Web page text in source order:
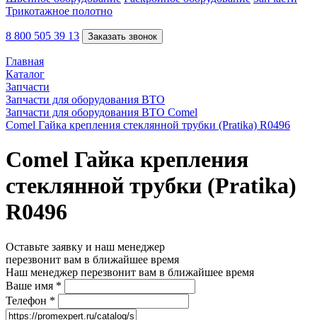
Трикотажное полотно
8 800 505 39 13 Заказать звонок
Главная
Каталог
Запчасти
Запчасти для оборудования ВТО
Запчасти для оборудования ВТО Comel
Comel Гайка крепления стеклянной трубки (Pratika) R0496
Comel Гайка крепления
стеклянной трубки (Pratika)
R0496
Оставьте заявку и наш менеджер
перезвонит вам в ближайшее время
Наш менеджер перезвонит вам в ближайшее время
Ваше имя *
Телефон *